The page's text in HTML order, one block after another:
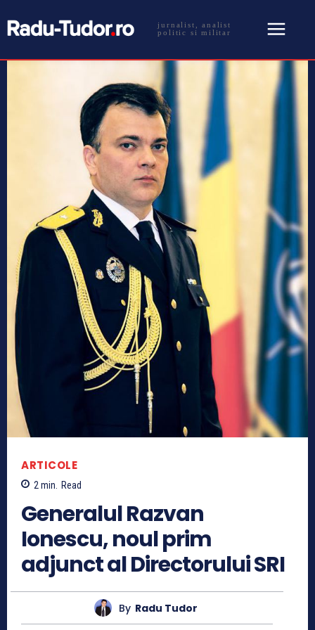
jurnalist, analist
politic si militar
ARTICOLE
2min. Read
Generalul Razvan
Ionescu, noul prim
adjunct al Directorului SRI
By Radu Tudor